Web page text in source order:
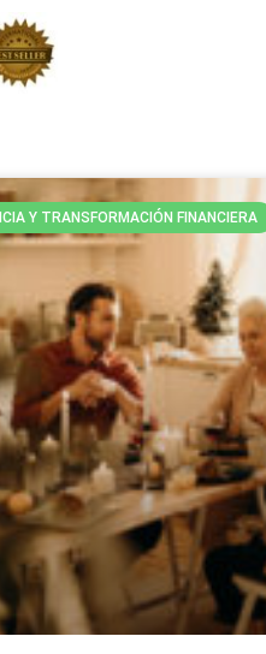
Y TRANSFORMACIÓN FINANCIERA